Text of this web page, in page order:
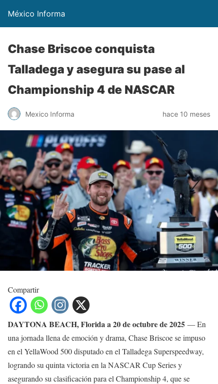
México Informa
Chase Briscoe conquista
Talladega y asegura su pase al
Championship 4 de NASCAR
Mexico Informa hace 10 meses
Compartir
DAYTONA BEACH, Florida a 20 de octubre de 2025 — En
una jornada llena de emoción y drama, Chase Briscoe se impuso
en el YellaWood 500 disputado en el Talladega Superspeedway,
logrando su quinta victoria en la NASCAR Cup Series y
asegurando su clasificación para el Championship 4, que se